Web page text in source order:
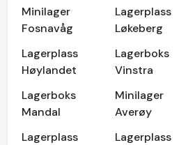
Minilager
Fosnavåg
Lagerplass
Løkeberg
Lagerplass
Høylandet
Lagerboks
Vinstra
Lagerboks
Mandal
Minilager
Averøy
Lagerplass
Lagerplass